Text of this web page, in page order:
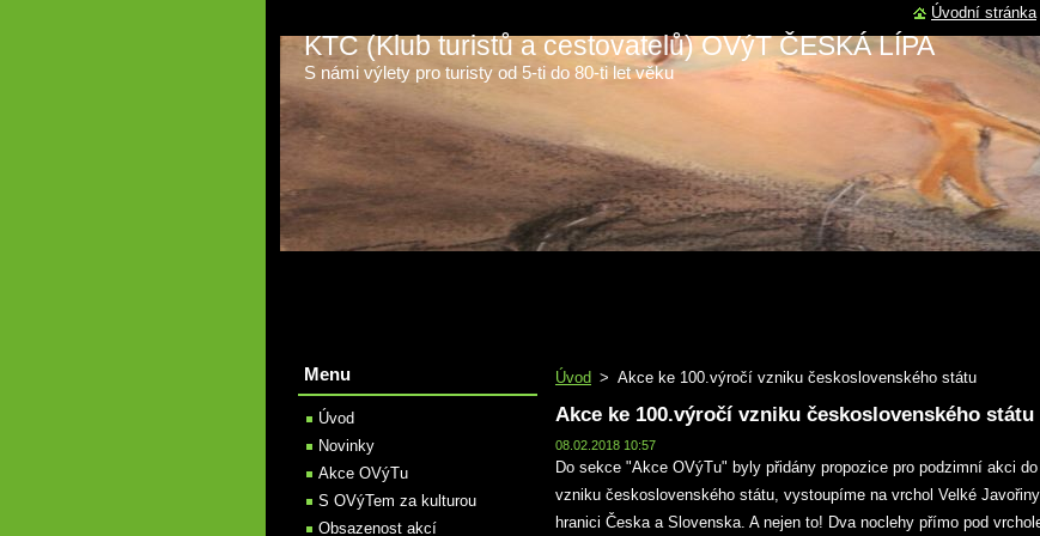
KTC (Klub turistů a cestovatelů) OVýT ČESKÁ LÍPA
S námi výlety pro turisty od 5-ti do 80-ti let věku
Úvod > Akce ke 100.výročí vzniku československého státu
Akce ke 100.výročí vzniku československého státu
08.02.2018 10:57
Do sekce "Akce OVýTu" byly přidány propozice pro podzimní akci
vzniku československého státu, vystoupíme na vrchol Velké
hranici Česka a Slovenska. A nejen to! Dva noclehy přímo pod
Menu
Úvod
Novinky
Akce OVýTu
S OVýTem za kulturou
Obsazenost akcí
Úvodní stránka